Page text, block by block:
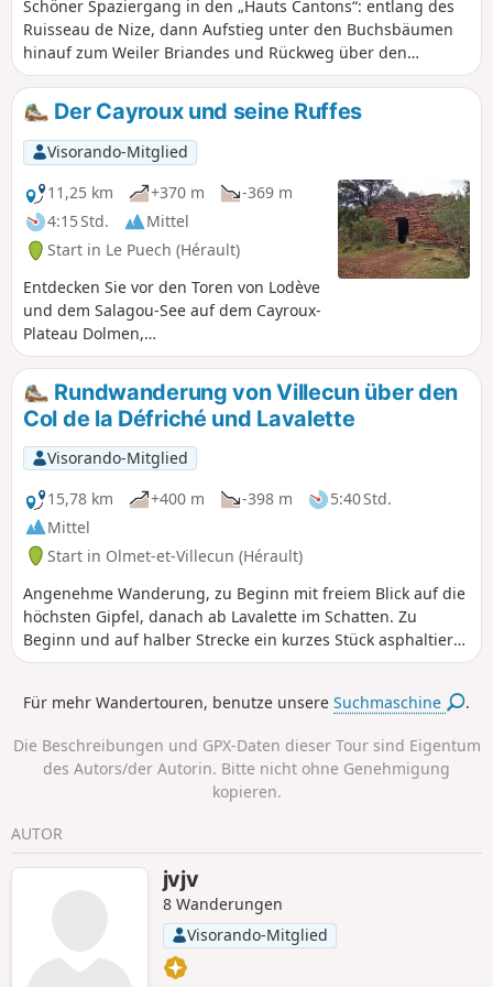
Schöner Spaziergang in den „Hauts Cantons“: entlang des
Ruisseau de Nize, dann Aufstieg unter den Buchsbäumen
hinauf zum Weiler Briandes und Rückweg über den
„Sentier du facteur“.
Der Cayroux und seine Ruffes
Visorando-Mitglied
11,25 km
+370 m
-369 m
4:15 Std.
Mittel
Start in Le Puech (Hérault)
Entdecken Sie vor den Toren von Lodève
und dem Salagou-See auf dem Cayroux-
Plateau Dolmen,
Trockenmauerunterstände und
Steinzäune inmitten einer Landschaft
aus „Ruffes“, einem erstaunlichen roten
Erdreich.
Rundwanderung von Villecun über den
Col de la Défriché und Lavalette
Visorando-Mitglied
15,78 km
+400 m -398 m
5:40 Std.
Mittel
Start in Olmet-et-Villecun (Hérault)
Angenehme Wanderung, zu Beginn mit freiem Blick auf die
höchsten Gipfel, danach ab Lavalette im Schatten. Zu
Beginn und auf halber Strecke ein kurzes Stück asphaltierte
Straße.
Für mehr Wandertouren, benutze unsereSuchmaschine .
Die Beschreibungen und GPX-Daten dieser Tour sind Eigentum
des Autors/der Autorin. Bitte nicht ohne Genehmigung
kopieren.
AUTOR
jvjv
8 Wanderungen
Visorando-Mitglied